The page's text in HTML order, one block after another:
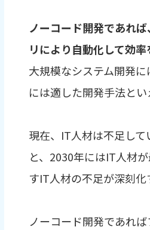
ノーコード開発であれ
リにより自動化して効
大規模なシステム開発
には適した開発手法とい
現在、IT人材は不足し
と、2030年にはIT人材
すIT人材の不足が深刻化
ノーコード開発であれ